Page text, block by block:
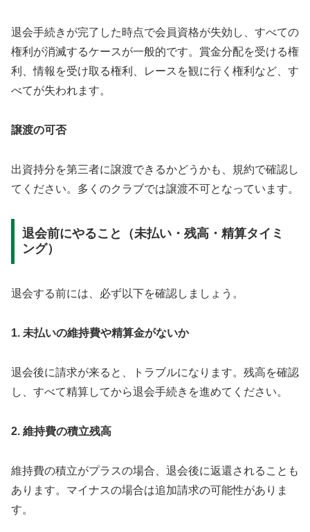
退会手続きが完了した時点で会員資格が失効し、すべての
権利が消滅するケースが一般的です。賞金分配を受ける権
利、情報を受け取る権利、レースを観に行く権利など、す
べてが失われます。
譲渡の可否
出資持分を第三者に譲渡できるかどうかも、規約で確認し
てください。多くのクラブでは譲渡不可となっています。
退会前にやること（未払い・残高・精算タイミ
ング）
退会する前には、必ず以下を確認しましょう。
1. 未払いの維持費や精算金がないか
退会後に請求が来ると、トラブルになります。残高を確認
し、すべて精算してから退会手続きを進めてください。
2. 維持費の積立残高
維持費の積立がプラスの場合、退会後に返還されることも
あります。マイナスの場合は追加請求の可能性がありま
す。